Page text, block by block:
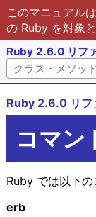
このマニュアル
の Ruby を対象
Ruby 2.6.0 リフ
Ruby 2.6.0 リフ
コマン
Ruby では以下の
erb